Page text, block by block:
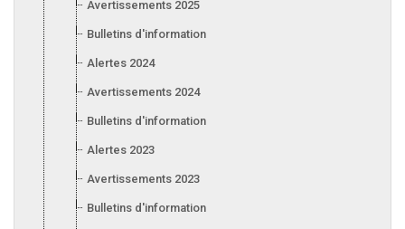
Avertissements 2025
Bulletins d'information 2025
Alertes 2024
Avertissements 2024
Bulletins d'information 2024
Alertes 2023
Avertissements 2023
Bulletins d'information 2023